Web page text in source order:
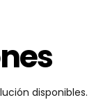
disponibles.